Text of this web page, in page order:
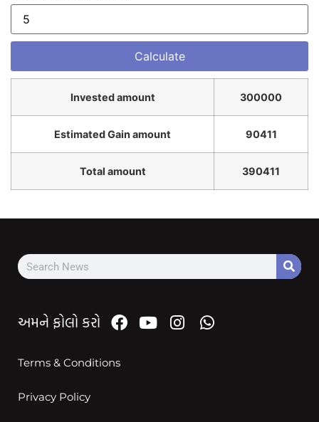
Invested amount 300000
Estimated Gain amount 90411
Total amount 390411
અમને ફોલો કરો
Terms & Conditions
Privacy Policy